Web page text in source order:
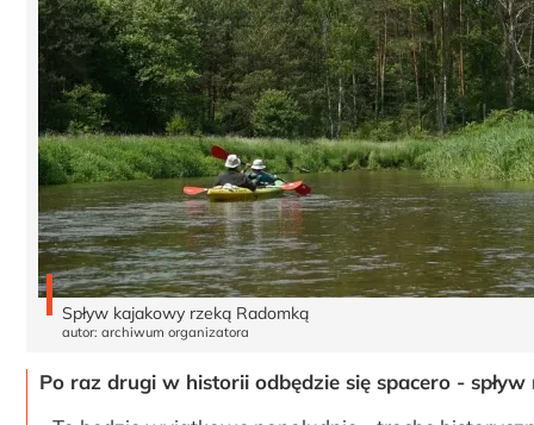
Spływ kajakowy rzeką Radomką
autor: archiwum organizatora
Po raz drugi w historii odbędzie się spacero -